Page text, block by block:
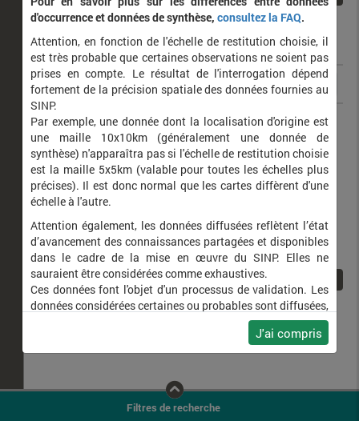
Nom latin Nom vernaculaire
Acroricnus seductor
Filtres de recherche
d'occurrence et données de synthèse, consultez la FAQ.
Attention, en fonction de l'échelle de restitution choisie, il
est très probable que certaines observations ne soient pas
prises en compte. Le résultat de l'interrogation dépend
fortement de la précision spatiale des données fournies au
SINP.
Par exemple, une donnée dont la localisation d'origine est
une maille 10x10km (généralement une donnée de
synthèse) n'apparaîtra pas si l'échelle de restitution choisie
est la maille 5x5km (valable pour toutes les échelles plus
précises). Il est donc normal que les cartes diffèrent d'une
échelle à l'autre.
Attention également, les données diffusées reflètent l’état
d’avancement des connaissances partagées et disponibles
dans le cadre de la mise en œuvre du SINP. Elles ne
sauraient être considérées comme exhaustives.
Ces données font l'objet d'un processus de validation. Les
données considérées certaines ou probables sont diffusées,
ainsi que celles pour lesquelles la méthode n'est pas
J'ai compris